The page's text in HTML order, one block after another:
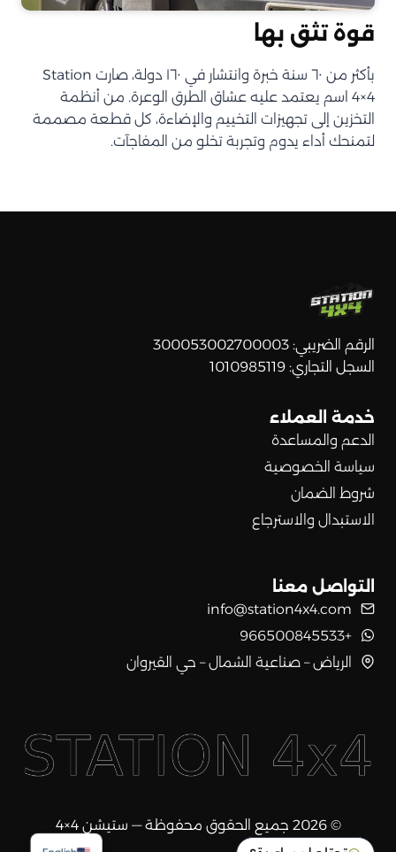
قوة تثق بها
بأكثر من ٦٠ سنة خبرة وانتشار في ١٦٠ دولة، صارت Station
4×4 اسم يعتمد عليه عشاق الطرق الوعرة. من أنظمة
التخزين إلى تجهيزات التخييم والإضاءة، كل قطعة مصممة
لتمنحك أداء يدوم وتجربة تخلو من المفاجآت.
الرقم الضريبي: 300053002700003
السجل التجاري: 1010985119
خدمة العملاء
الدعم والمساعدة
سياسة الخصوصية
شروط الضمان
الاستبدال والاسترجاع
التواصل معنا
info@station4x4.com
+966500845533
الرياض – صناعية الشمال – حي القيروان
© 2026 جميع الحقوق محفوظة — ستيشن 4×4